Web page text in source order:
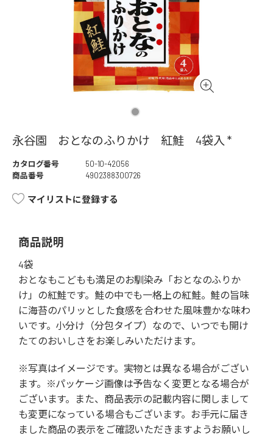
永谷園 おとなのふりかけ 紅鮭 4袋入 *
カタログ番号
50-10-42056
商品番号
4902388300726
マイリストに登録する
商品説明
4袋
おとなもこどもも満足のお馴染み「おとなのふりか
け」の紅鮭です。鮭の中でも一格上の紅鮭。鮭の旨味
に海苔のパリッとした食感を合わせた風味豊かな味わ
いです。小分け（分包タイプ）なので、いつでも開け
たてのおいしさをお楽しみいただけます。
※写真はイメージです。実物とは異なる場合がござい
ます。※パッケージ画像は予告なく変更となる場合が
ございます。また、商品表示の記載内容に関しまして
も変更になっている場合もございます。お手元に届き
ました商品の表示をご確認いただきますようお願いし